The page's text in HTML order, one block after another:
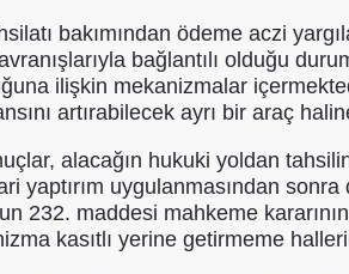
bakımından ödeme aczi
bağlantılı olduğu
ilişkin mekanizmalar
artırabilecek ayrı bir araç
alacağın hukuki yoldan
yaptırım uygulanmasından
232. maddesi mahkeme
kasıtlı yerine getirmeme